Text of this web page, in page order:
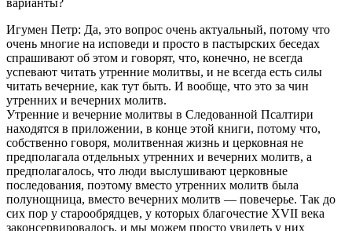
Игумен Петр: Да, это вопрос очень актуальный, потому что
очень многие на исповеди и просто в пастырских беседах
спрашивают об этом и говорят, что, конечно, не всегда
успевают читать утренние молитвы, и не всегда есть силы
читать вечерние, как тут быть. И вообще, что это за чин
утренних и вечерних молитв.
Утренние и вечерние молитвы в Следованной Псалтири
находятся в приложении, в конце этой книги, потому что,
собственно говоря, молитвенная жизнь и церковная не
предполагала отдельных утренних и вечерних молитв, а
предполагалось, что люди выслушивают церковные
последования, поэтому вместо утренних молитв была
полунощница, вместо вечерних молитв — повечерье. Так до
сих пор у старообрядцев, у которых благочестие XVII века
законсервировалось, и мы можем просто увидеть у них